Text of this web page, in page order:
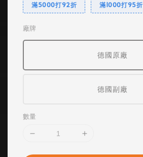
滿5000打92折 滿1000打95折
廠牌
德國原廠
德國副廠
數量